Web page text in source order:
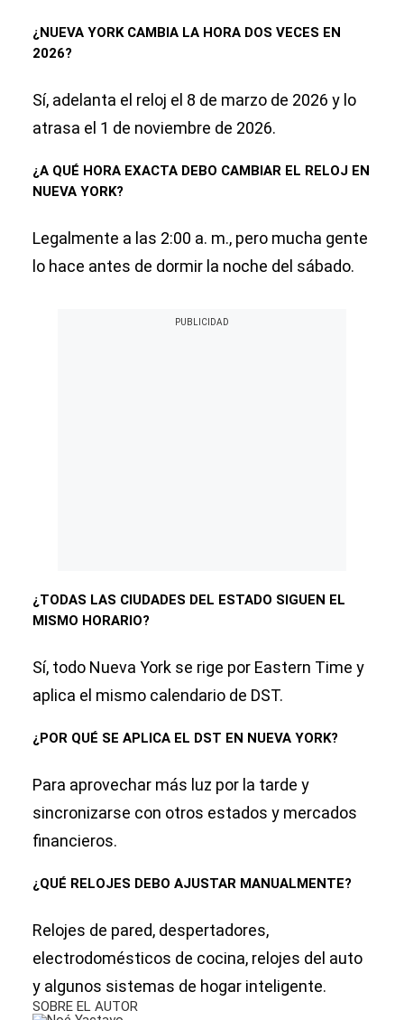
¿NUEVA YORK CAMBIA LA HORA DOS VECES EN
2026?
Sí, adelanta el reloj el 8 de marzo de 2026 y lo
atrasa el 1 de noviembre de 2026.
¿A QUÉ HORA EXACTA DEBO CAMBIAR EL RELOJ EN
NUEVA YORK?
Legalmente a las 2:00 a. m., pero mucha gente
lo hace antes de dormir la noche del sábado.
¿TODAS LAS CIUDADES DEL ESTADO SIGUEN EL
MISMO HORARIO?
Sí, todo Nueva York se rige por Eastern Time y
aplica el mismo calendario de DST.
¿POR QUÉ SE APLICA EL DST EN NUEVA YORK?
Para aprovechar más luz por la tarde y
sincronizarse con otros estados y mercados
financieros.
¿QUÉ RELOJES DEBO AJUSTAR MANUALMENTE?
Relojes de pared, despertadores,
electrodomésticos de cocina, relojes del auto
y algunos sistemas de hogar inteligente.
SOBRE EL AUTOR